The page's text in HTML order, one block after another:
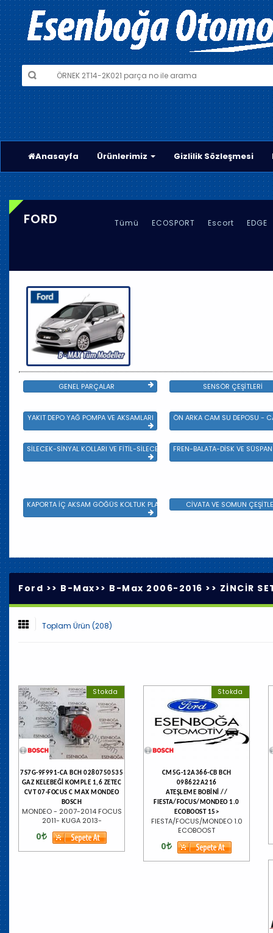
Anasayfa Ürünlerimiz Gizlilik Sözleşmesi
FORD Tümü ECOSPORT Escort EDGE
GENEL PARÇALAR SENSÖR ÇEŞİTLERİ
YAKIT DEPO YAĞ POMPA VE AKSAMLARI ÖN ARKA CAM SU DEPOSU -
SİLECEK-SİNYAL KOLLARI VE FİTİL-SİLECEK ÇEŞİTLERİFREN-BALATA-DİSK VE
KAPORTA İÇ AKSAM GÖĞÜS KOLTUK PLASTİK VE SAC AKSAM
CİVATA VE SOMUN
Ford >> B-Max>> B-Max 2006-2016 >> ZİNCİR
Toplam Ürün (208)
Stokda
7S7G-9F991-CA BCH 0280750535
GAZ KELEBEĞİ KOMPLE 1,6 ZETEC
CVT 07-FOCUS C MAX MONDEO
BOSCH
MONDEO - 2007-2014 FOCUS
2011- KUGA 2013-
0
Stokda
CM5G-12A366-CB BCH
098622A216
ATEŞLEME BOBİNİ //
FIESTA/FOCUS/MONDEO 1.0
ECOBOOST 15>
FIESTA/FOCUS/MONDEO 1.0
ECOBOOST
0